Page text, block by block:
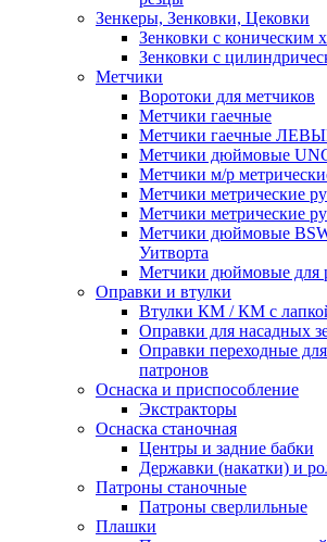
Зенкеры, Зенковки, Цековки
Зенковки с коническим
Зенковки с
Метчики
Воротоки для метчиков
Метчики гаечные
Метчики гаечные
Метчики дюймовые
Метчики м/р
Метчики метрические
Метчики метрические
Метчики дюймовые
Уитворта
Метчики дюймовые для
Оправки и втулки
Втулки КМ / КМ с
Оправки для насадных
Оправки переходные
патронов
Оснаска и приспособление
Экстракторы
Оснаска станочная
Центры и задние бабки
Державки (накатки) и
Патроны станочные
Патроны сверлильные
Плашки